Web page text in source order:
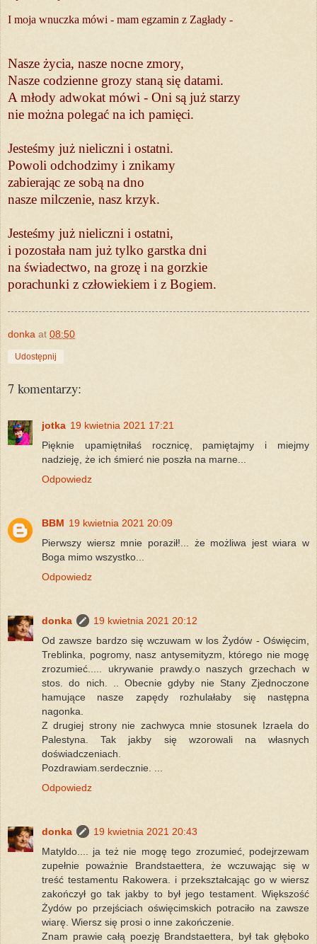
I moja wnuczka mówi - mam egzamin z Zagłady -
Nasze życia, nasze nocne zmory,
Nasze codzienne grozy staną się datami.
A młody adwokat mówi - Oni są już starzy
nie można polegać na ich pamięci.
Jesteśmy już nieliczni i ostatni.
Powoli odchodzimy i znikamy
zabierając ze sobą na dno
nasze milczenie, nasz krzyk.
Jesteśmy już nieliczni i ostatni,
i pozostała nam już tylko garstka dni
na świadectwo, na grozę i na gorzkie
porachunki z człowiekiem i z Bogiem.
donka at 08:50
Udostępnij
7 komentarzy:
jotka 19 kwietnia 2021 17:21
Pięknie upamiętniłaś rocznicę, pamiętajmy i miejmy
nadzieję, że ich śmierć nie poszła na marne...
Odpowiedz
BBM 19 kwietnia 2021 20:09
Pierwszy wiersz mnie poraził!... że możliwa jest wiara w
Boga mimo wszystko...
Odpowiedz
donka
19 kwietnia 2021 20:12
Od zawsze bardzo się wczuwam w los Żydów - Oświęcim,
Treblinka, pogromy, nasz antysemityzm, którego nie mogę
zrozumieć..... ukrywanie prawdy.o naszych grzechach w
stos. do nich. .. Obecnie gdyby nie Stany Zjednoczone
hamujące nasze zapędy rozhulałaby się następna
nagonka.
Z drugiej strony nie zachwyca mnie stosunek Izraela do
Palestyna. Tak jakby się wzorowali na własnych
doświadczeniach.
Pozdrawiam.serdecznie. ...
Odpowiedz
donka
19 kwietnia 2021 20:43
Matyldo.... ja też nie mogę tego zrozumieć, podejrzewam
zupełnie poważnie Brandstaettera, że wczuwając się w
treść testamentu Rakowera. i przekształcając go w wiersz
zakończył go tak jakby to był jego testament. Większość
Żydów po przejściach oświęcimskich potraciło na zawsze
wiarę. Wiersz się prosi o inne zakończenie.
Znam prawie całą poezję Brandstaettera, był tak głęboko